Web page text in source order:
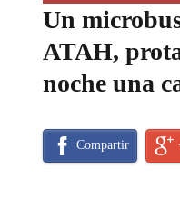
Un
ATAH,
noche una
Compartir